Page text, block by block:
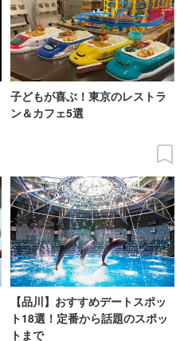
子どもが喜ぶ！東京のレストラ
ン＆カフェ5選
【品川】おすすめデートスポッ
ト18選！定番から話題のスポッ
トまで